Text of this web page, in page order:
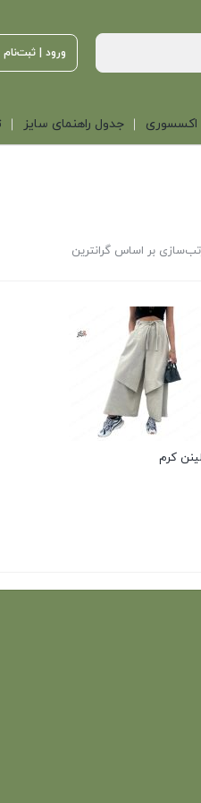
ورود | ثبت‌نام
اکسسوری جدول راهنمای سایز
بر اساس گرانترین
کرم